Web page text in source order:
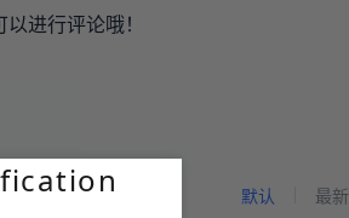
进行评论哦！
默认 最新